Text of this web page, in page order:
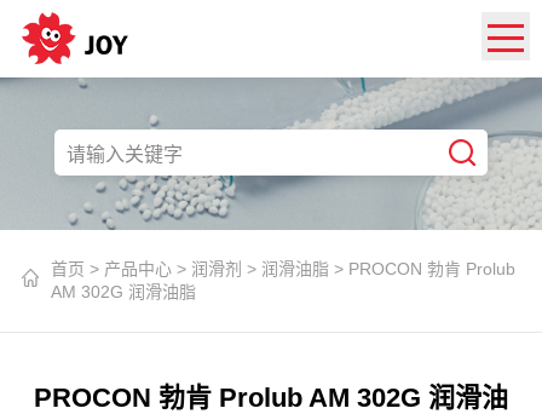
首页 > 产品中心 > 润滑剂 > 润滑油脂 > PROCON 勃肯 Prolub
AM 302G 润滑油脂
PROCON 勃肯 Prolub AM 302G 润滑油